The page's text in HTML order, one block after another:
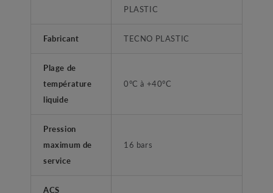
PLASTIC
Fabricant TECNO PLASTIC
Plage de
température
liquide
0°C à +40°C
Pression
maximum de
service
16 bars
ACS